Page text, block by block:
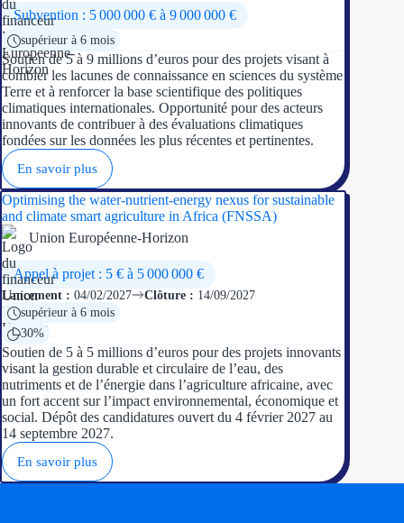
Subvention : 5 000 000 € à 9 000 000 €
supérieur à 6 mois
Soutien de 5 à 9 millions d’euros pour des projets visant à
combler les lacunes de connaissance en sciences du système
Terre et à renforcer la base scientifique des politiques
climatiques internationales. Opportunité pour des acteurs
innovants de contribuer à des évaluations climatiques
fondées sur les données les plus récentes et pertinentes.
En savoir plus
Optimising the water-nutrient-energy nexus for sustainable
and climate smart agriculture in Africa (FNSSA)
Union Européenne-Horizon
Appel à projet : 5 € à 5 000 000 €
Lancement : 04/02/2027 Clôture : 14/09/2027
supérieur à 6 mois
30%
Soutien de 5 à 5 millions d’euros pour des projets innovants
visant la gestion durable et circulaire de l’eau, des
nutriments et de l’énergie dans l’agriculture africaine, avec
un fort accent sur l’impact environnemental, économique et
social. Dépôt des candidatures ouvert du 4 février 2027 au
14 septembre 2027.
En savoir plus